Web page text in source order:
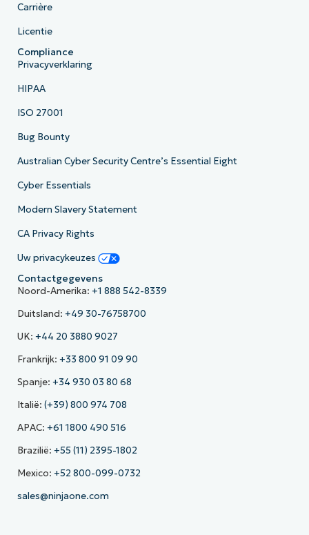
Carrière
Licentie
Compliance
Privacyverklaring
HIPAA
ISO 27001
Bug Bounty
Australian Cyber Security Centre’s Essential Eight
Cyber Essentials
Modern Slavery Statement
CA Privacy Rights
Uw privacykeuzes
Contactgegevens
Noord-Amerika: +1 888 542-8339
Duitsland: +49 30-76758700
UK: +44 20 3880 9027
Frankrijk: +33 800 91 09 90
Spanje: +34 930 03 80 68
Italië: (+39) 800 974 708
APAC: +61 1800 490 516
Brazilië: +55 (11) 2395-1802
Mexico: +52 800-099-0732
sales@ninjaone.com